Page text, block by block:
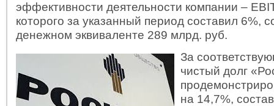
эффективности деятельности компании –
которого за указанный период составил 6%,
денежном эквиваленте 289 млрд. руб.
За
чистый долг
на 14,7%,